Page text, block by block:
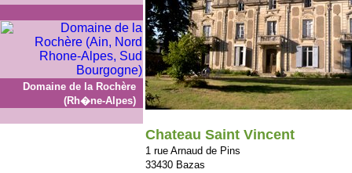
Domaine de la Rochère
(Rh�ne-Alpes)
Chateau Saint Vincent
1 rue Arnaud de Pins
33430 Bazas